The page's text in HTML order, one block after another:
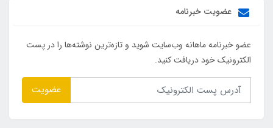
عضویت خبرنامه
عضو خبرنامه ماهانه وب‌سایت شوید و تازه‌ترین نوشته‌ها را در پست
الکترونیک خود دریافت کنید.
عضویت